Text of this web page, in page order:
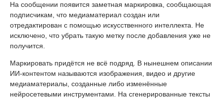
На сообщении появится заметная маркировка, сообщающая
подписчикам, что медиаматериал создан или
отредактирован с помощью искусственного интеллекта. Не
исключено, что убрать такую метку после добавления уже не
получится.
Маркировать придётся не всё подряд. В нынешнем описании
ИИ-контентом называются изображения, видео и другие
медиаматериалы, созданные либо изменённые
нейросетевыми инструментами. На сгенерированные тексты